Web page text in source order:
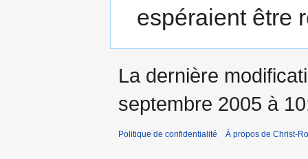
espéraient être
La dernière
septembre 2005 à
Politique de confidentialité À propos de Christ-